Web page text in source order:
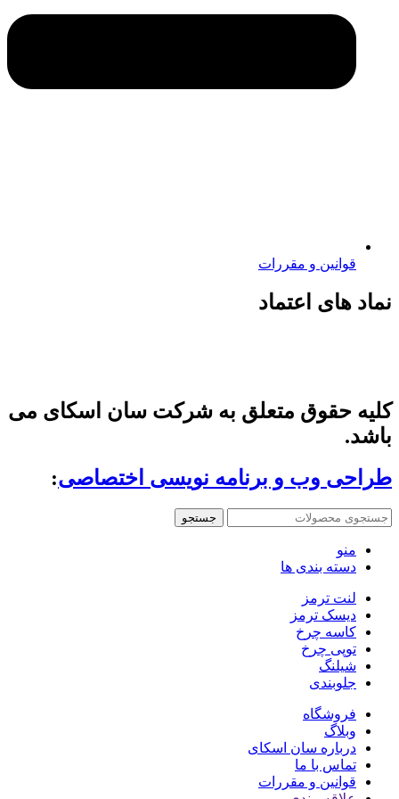
قوانین و مقررات
نماد های اعتماد
کلیه حقوق متعلق به شرکت سان اسکای می
باشد.
طراحی وب و برنامه نویسی اختصاصی:
جستجو
منو
دسته بندی ها
لنت ترمز
دیسک ترمز
کاسه چرخ
توپی چرخ
شیلنگ
جلوبندی
فروشگاه
وبلاگ
درباره سان اسکای
تماس با ما
قوانین و مقررات